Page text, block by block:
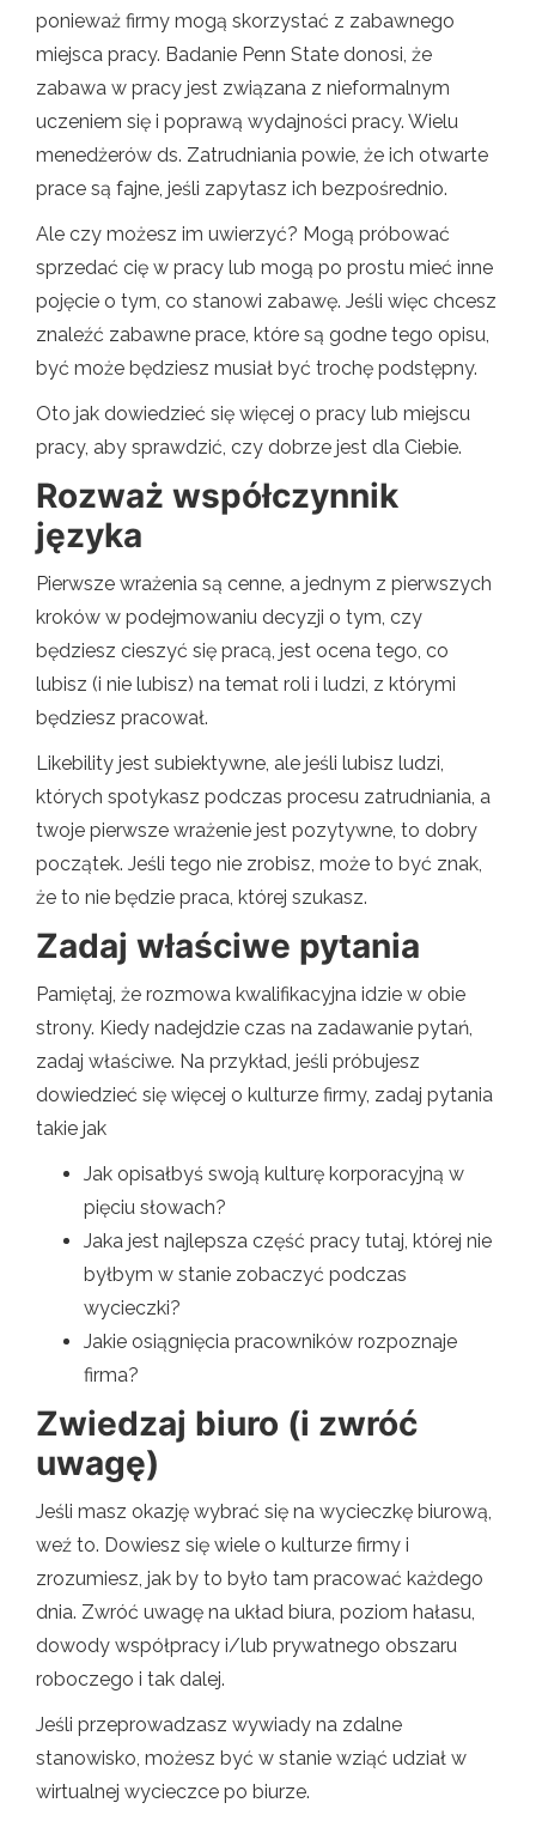
ponieważ firmy mogą skorzystać z zabawnego
miejsca pracy. Badanie Penn State donosi, że
zabawa w pracy jest związana z nieformalnym
uczeniem się i poprawą wydajności pracy. Wielu
menedżerów ds. Zatrudniania powie, że ich otwarte
prace są fajne, jeśli zapytasz ich bezpośrednio.
Ale czy możesz im uwierzyć? Mogą próbować
sprzedać cię w pracy lub mogą po prostu mieć inne
pojęcie o tym, co stanowi zabawę. Jeśli więc chcesz
znaleźć zabawne prace, które są godne tego opisu,
być może będziesz musiał być trochę podstępny.
Oto jak dowiedzieć się więcej o pracy lub miejscu
pracy, aby sprawdzić, czy dobrze jest dla Ciebie.
Rozważ współczynnik
języka
Pierwsze wrażenia są cenne, a jednym z pierwszych
kroków w podejmowaniu decyzji o tym, czy
będziesz cieszyć się pracą, jest ocena tego, co
lubisz (i nie lubisz) na temat roli i ludzi, z którymi
będziesz pracował.
Likebility jest subiektywne, ale jeśli lubisz ludzi,
których spotykasz podczas procesu zatrudniania, a
twoje pierwsze wrażenie jest pozytywne, to dobry
początek. Jeśli tego nie zrobisz, może to być znak,
że to nie będzie praca, której szukasz.
Zadaj właściwe pytania
Pamiętaj, że rozmowa kwalifikacyjna idzie w obie
strony. Kiedy nadejdzie czas na zadawanie pytań,
zadaj właściwe. Na przykład, jeśli próbujesz
dowiedzieć się więcej o kulturze firmy, zadaj pytania
takie jak
Jak opisałbyś swoją kulturę korporacyjną w
pięciu słowach?
Jaka jest najlepsza część pracy tutaj, której nie
byłbym w stanie zobaczyć podczas
wycieczki?
Jakie osiągnięcia pracowników rozpoznaje
firma?
Zwiedzaj biuro (i zwróć
uwagę)
Jeśli masz okazję wybrać się na wycieczkę biurową,
weź to. Dowiesz się wiele o kulturze firmy i
zrozumiesz, jak by to było tam pracować każdego
dnia. Zwróć uwagę na układ biura, poziom hałasu,
dowody współpracy i/lub prywatnego obszaru
roboczego i tak dalej.
Jeśli przeprowadzasz wywiady na zdalne
stanowisko, możesz być w stanie wziąć udział w
wirtualnej wycieczce po biurze.